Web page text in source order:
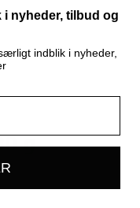
g
nyheder, tilbud og
indblik i nyheder,